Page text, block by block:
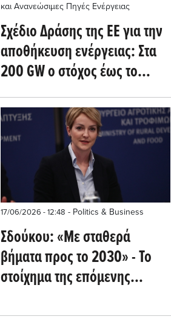
και Ανανεώσιμες Πηγές Ενέργειας
Σχέδιο Δράσης της ΕΕ για την
αποθήκευση ενέργειας: Στα
200 GW ο στόχος έως το
2030 και στα 500 GW έως το
2050 - Energy Storage News
17/06/2026 - 12:48 - Politics & Business
Σδούκου: «Με σταθερά
βήματα προς το 2030» - Το
στοίχημα της επόμενης